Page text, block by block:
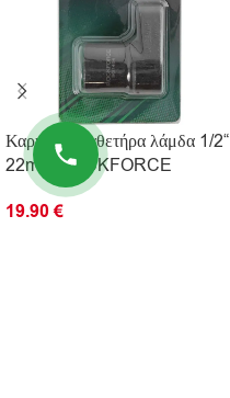
Καρυδάκι καθετήρα λάμδα 1/2“
22mm ROCKFORCE
19.90€